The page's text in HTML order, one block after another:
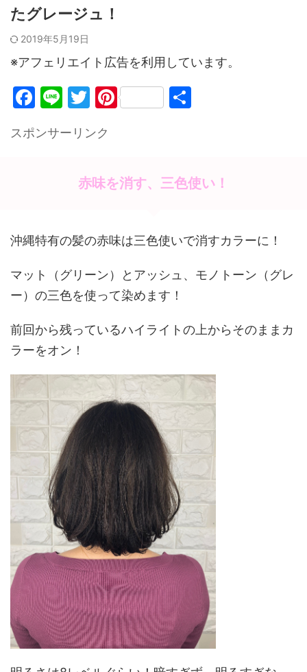
たグレージュ！
2019年5月19日
※アフェリエイト広告を利用しています。
F
c
o
k
Li
e
T
itt
Pi
st
スポンサーリンク
赤味を消す、三色使い！
沖縄特有の髪の赤味は三色使いで消すカラーに！
マット（グリーン）とアッシュ、モノトーン（グレ
ー）の三色を使って染めます！
前回から残っているハイライトの上からそのままカ
ラーをオン！